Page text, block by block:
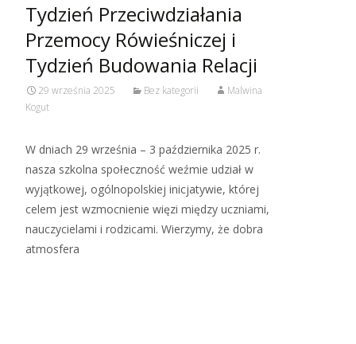
Tydzień Przeciwdziałania
Przemocy Rówieśniczej i
Tydzień Budowania Relacji
29 września 2025 Bez kategorii
Malwina
Kogut
W dniach 29 września – 3 października 2025 r.
nasza szkolna społeczność weźmie udział w
wyjątkowej, ogólnopolskiej inicjatywie, której
celem jest wzmocnienie więzi między uczniami,
nauczycielami i rodzicami. Wierzymy, że dobra
atmosfera